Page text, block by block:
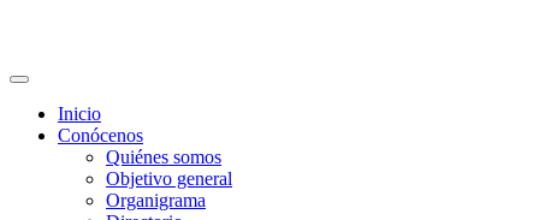
Inicio
Conócenos
Quiénes somos
Objetivo general
Organigrama